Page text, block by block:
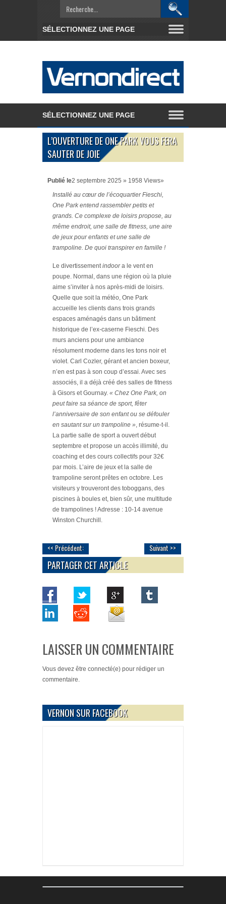
L’OUVERTURE DE ONE PARK VOUS FERA
SAUTER DE JOIE
Publié le2 septembre 2025 » 1958 Views»
Installé au cœur de l’écoquartier Fieschi,
One Park entend rassembler petits et
grands. Ce complexe de loisirs propose, au
même endroit, une salle de fitness, une aire
de jeux pour enfants et une salle de
trampoline. De quoi transpirer en famille !
Le divertissementindoora le vent en
poupe. Normal, dans une région où la pluie
aime s’inviter à nos après-midi de loisirs.
Quelle que soit la météo, One Park
accueille les clients dans trois grands
espaces aménagés dans un bâtiment
historique de l’ex-caserne Fieschi. Des
murs anciens pour une ambiance
résolument moderne dans les tons noir et
violet. Carl Cozler, gérant et ancien boxeur,
n’en est pas à son coup d’essai. Avec ses
associés, il a déjà créé des salles de fitness
à Gisors et Gournay. « Chez One Park, on
peut faire sa séance de sport, fêter
l’anniversaire de son enfant ou se défouler
en sautant sur un trampoline », résume-t-il.
La partie salle de sport a ouvert début
septembre et propose un accès illimité, du
coaching et des cours collectifs pour 32€
par mois. L’aire de jeux et la salle de
trampoline seront prêtes en octobre. Les
visiteurs y trouveront des toboggans, des
piscines à boules et, bien sûr, une multitude
de trampolines ! Adresse : 10-14 avenue
Winston Churchill.
<< Précédent: Suivant >>
PARTAGER CET ARTICLE
LAISSER UN COMMENTAIRE
Vous devez être connecté(e) pour rédiger un
commentaire.
VERNON SUR FACEBOOK